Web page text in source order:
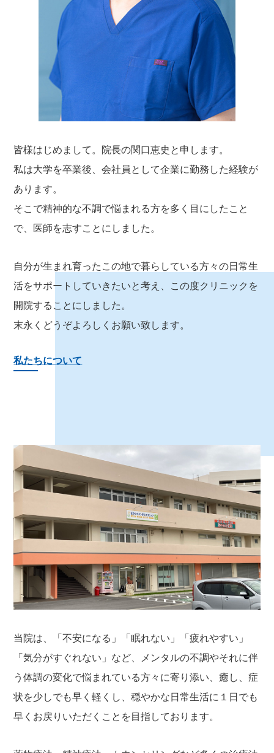
皆様はじめまして。院長の関口恵史と申します。
私は大学を卒業後、会社員として企業に勤務した経験が
あります。
そこで精神的な不調で悩まれる方を多く目にしたこと
で、医師を志すことにしました。
自分が生まれ育ったこの地で暮らしている方々の日常生
活をサポートしていきたいと考え、この度クリニックを
開院することにしました。
末永くどうぞよろしくお願い致します。
私たちについて
当院は、「不安になる」「眠れない」「疲れやすい」
「気分がすぐれない」など、メンタルの不調やそれに伴
う体調の変化で悩まれている方々に寄り添い、癒し、症
状を少しでも早く軽くし、穏やかな日常生活に１日でも
早くお戻りいただくことを目指しております。